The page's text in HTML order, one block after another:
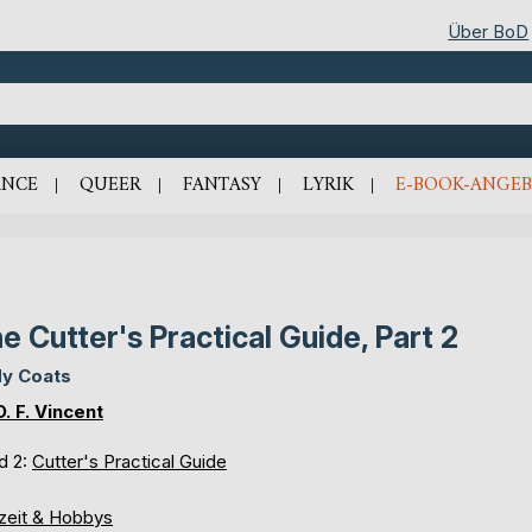
Über BoD
QUEER FANTASY LYRIK E-BOOK-
Cutter's Practical Guide, Part 2
Coats
F. Vincent
2: Cutter's Practical Guide
& Hobbys